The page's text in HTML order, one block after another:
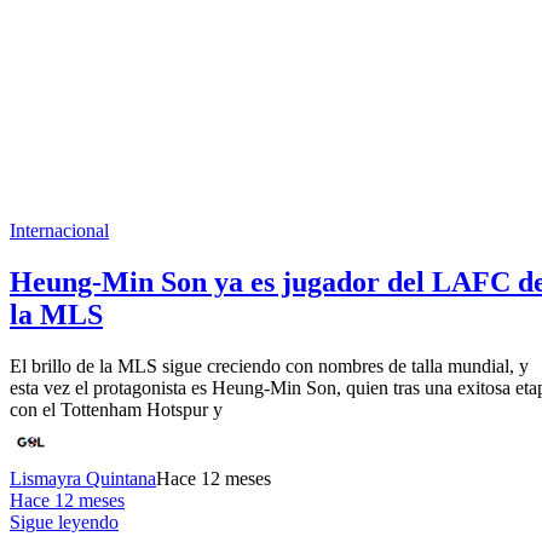
Internacional
Heung-Min Son ya es jugador del LAFC
la MLS
El brillo de la MLS sigue creciendo con nombres de talla mundial, y
esta vez el protagonista es Heung-Min Son, quien tras una exitosa
con el Tottenham Hotspur y
Lismayra QuintanaHace 12 meses
Hace 12 meses
Sigue leyendo